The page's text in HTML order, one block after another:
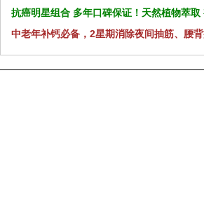
抗癌明星组合 多年口碑保证！天然植物萃取
中老年补钙必备，2星期消除夜间抽筋、腰